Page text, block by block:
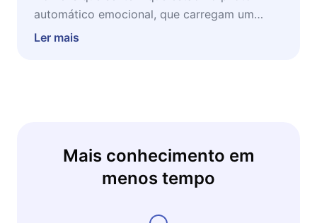
automático emocional, que carregam um
peso que não é deles, e qualquer pessoa que
Ler mais
Mais conhecimento em
menos tempo